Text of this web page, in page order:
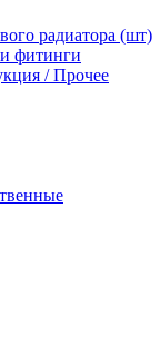
радиатора (шт)
фитинги
/ Прочее